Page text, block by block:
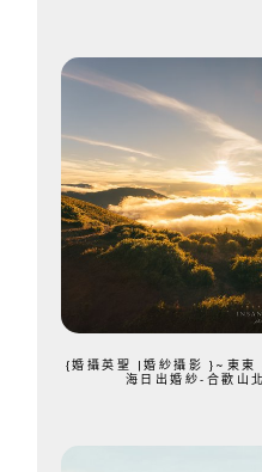
{婚攝英聖 |婚紗攝影 }~東
海日出婚紗-合歡山